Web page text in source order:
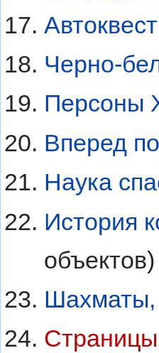
Черно-
Персоны
Вперед
Наука
История
объектов)
Шахматы,